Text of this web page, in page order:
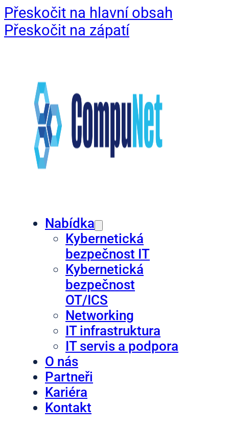
Přeskočit na hlavní obsah
Přeskočit na zápatí
Nabídka
Kybernetická
bezpečnost IT
Kybernetická
bezpečnost
OT/ICS
Networking
IT infrastruktura
IT servis a podpora
O nás
Partneři
Kariéra
Kontakt